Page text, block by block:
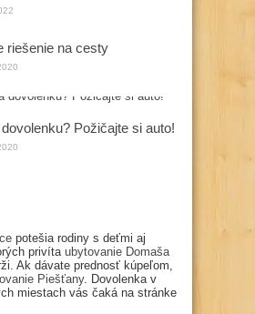
riešenie na cesty
Požičajte si auto!
potešia rodiny s deťmi aj
privíta ubytovanie Domaša
Ak dávate prednosť kúpeľom,
Piešťany. Dovolenka v
miestach vás čaká na stránke